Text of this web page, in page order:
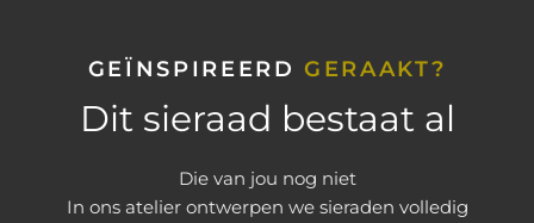
GEÏNSPIREERDGERAAKT?
Dit sieraad bestaat al
Die van jou nog niet
In ons atelier ontwerpen we sieraden volledig